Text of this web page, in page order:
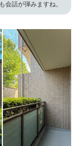
会話が弾みますね。